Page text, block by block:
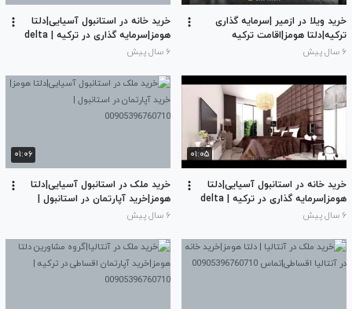
خرید ویلا در ازمیر |سرمایه گذاری
ترکیه|دلتا هومز|اقامت ترکیه
|00905396760710۶ سال پیش
خرید خانه در استانبول آسیایی|دلتا
هومز|سرمایه گذاری در ترکیه | delta
homes| تماس 00905396760710
۶ سال پیش
۰۱:۰۵
خرید خانه در استانبول آسیایی|دلتا
هومز|سرمایه گذاری در ترکیه | delta
homes| تماس 00905396760710
۶ سال پیش
۰۱:۰۶
خرید ملک در استانبول آسیایی|دلتا
هومز|خرید آپارتمان در استانبول |
00905396760710
۶ سال پیش